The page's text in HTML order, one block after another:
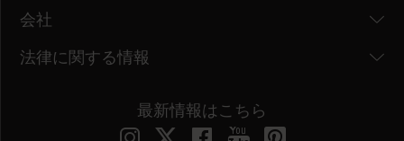
会社
法律に関する情報
最新情報はこちら